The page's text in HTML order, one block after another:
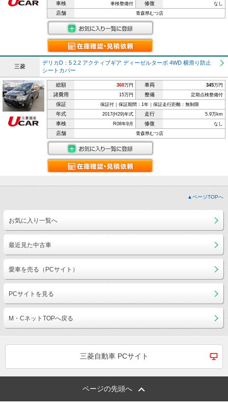
車検 車検整備付 修復 なし
店舗 青森県むつ店
三菱
デリカD：5 2.2 アクティブギア ディーゼルターボ 4WD 横滑り防止
シートカバー
総額 360万円 車両 345万円
諸費用 15万円 整備 定期点検整備付
保証 保証付｜保証期間：1年｜保証走行距離：無制限
年式 2017(H29)年式 走行 5.9万km
車検 R08年9月 修復 なし
店舗 青森県むつ店
▲ページTOPへ
お気に入り一覧へ
最近見た中古車
愛車を売る（PCサイト）
PCサイトを見る
M・CネットTOPへ戻る
三菱自動車 PCサイト
ページの先頭へ